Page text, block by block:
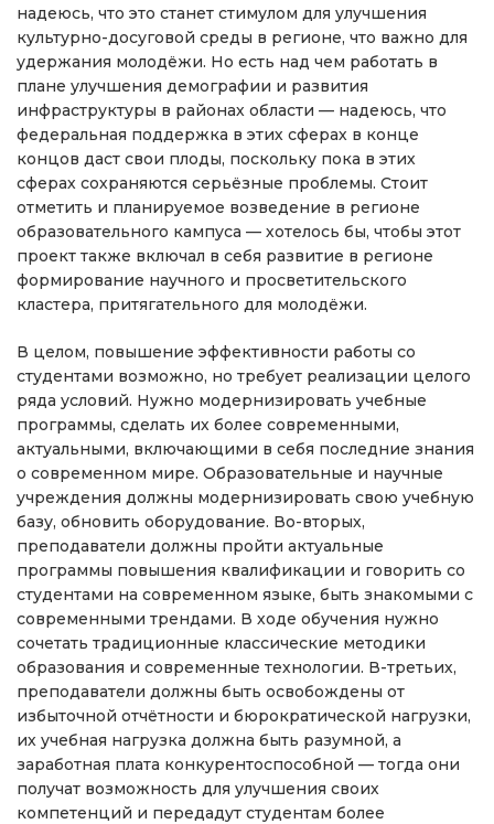
надеюсь, что это станет стимулом для улучшения
культурно-досуговой среды в регионе, что важно для
удержания молодёжи. Но есть над чем работать в
плане улучшения демографии и развития
инфраструктуры в районах области — надеюсь, что
федеральная поддержка в этих сферах в конце
концов даст свои плоды, поскольку пока в этих
сферах сохраняются серьёзные проблемы. Стоит
отметить и планируемое возведение в регионе
образовательного кампуса — хотелось бы, чтобы этот
проект также включал в себя развитие в регионе
формирование научного и просветительского
кластера, притягательного для молодёжи.
В целом, повышение эффективности работы со
студентами возможно, но требует реализации целого
ряда условий. Нужно модернизировать учебные
программы, сделать их более современными,
актуальными, включающими в себя последние знания
о современном мире. Образовательные и научные
учреждения должны модернизировать свою учебную
базу, обновить оборудование. Во-вторых,
преподаватели должны пройти актуальные
программы повышения квалификации и говорить со
студентами на современном языке, быть знакомыми с
современными трендами. В ходе обучения нужно
сочетать традиционные классические методики
образования и современные технологии. В-третьих,
преподаватели должны быть освобождены от
избыточной отчётности и бюрократической нагрузки,
их учебная нагрузка должна быть разумной, а
заработная плата конкурентоспособной — тогда они
получат возможность для улучшения своих
компетенций и передадут студентам более